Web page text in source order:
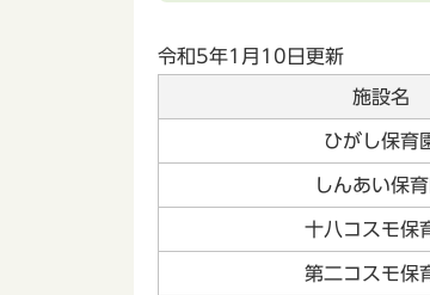
令和5年1月10日更新
施設名
ひがし保育
しんあい保
十八コスモ保
第二コスモ保